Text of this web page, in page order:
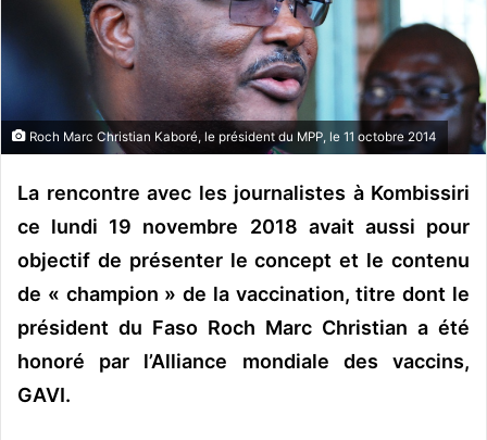
u
n
c
r
i
e
Roch Marc Christian Kaboré, le président du MPP, le 11 octobre 2014
La rencontre avec les journalistes à Kombissiri
ce lundi 19 novembre 2018 avait aussi pour
objectif de présenter le concept et le contenu
de « champion » de la vaccination, titre dont le
président du Faso Roch Marc Christian a été
honoré par l’Alliance mondiale des vaccins,
GAVI.